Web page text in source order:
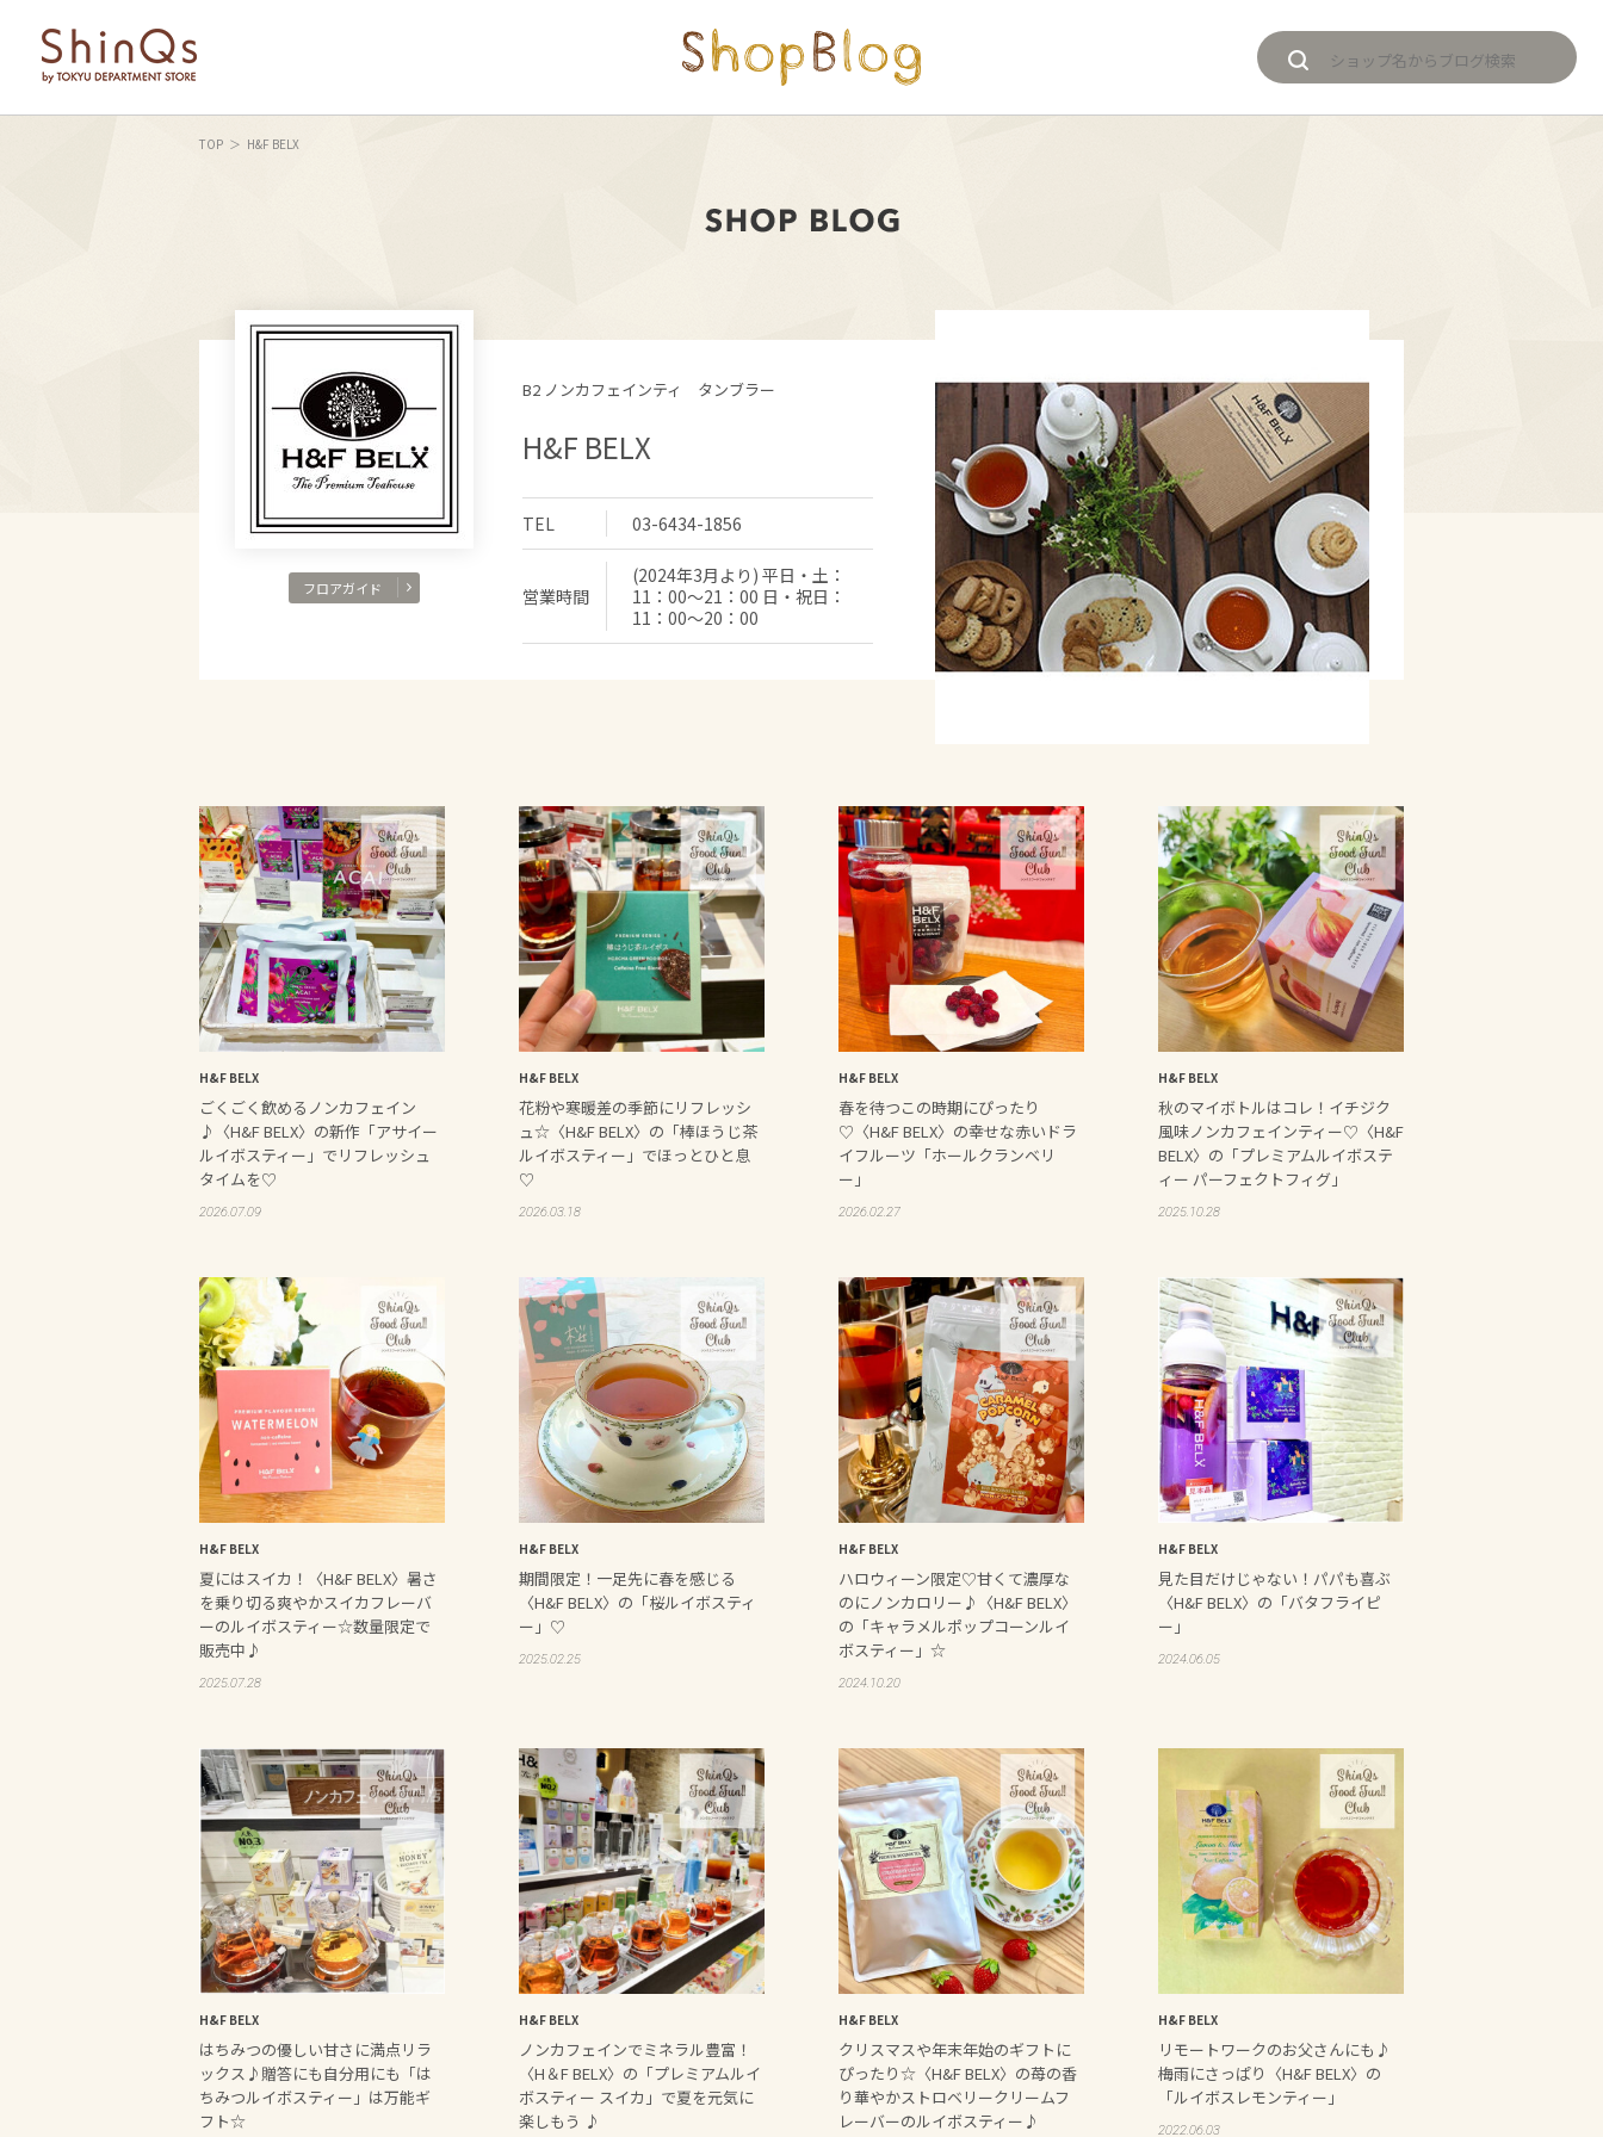
TOP H&F BELX
フロアガイド
B2 ノンカフェインティ タンブラー
H&F BELX
TEL 03-6434-1856
営業時間
(2024年3月より) 平日・土：
11：00～21：00 日・祝日：
11：00～20：00
H&F BELX
ごくごく飲めるノンカフェイン
♪〈H&F BELX〉の新作「アサイー
ルイボスティー」でリフレッシュ
タイムを♡
2026.07.09
H&F BELX
花粉や寒暖差の季節にリフレッシ
ュ☆〈H&F BELX〉の「棒ほうじ茶
ルイボスティー」でほっとひと息
♡
2026.03.18
H&F BELX
春を待つこの時期にぴったり
♡〈H&F BELX〉の幸せな赤いドラ
イフルーツ「ホールクランベリ
ー」
2026.02.27
H&F BELX
秋のマイボトルはコレ！イチジク
風味ノンカフェインティー♡〈H&F
BELX〉の「プレミアムルイボステ
ィー パーフェクトフィグ」
2025.10.28
H&F BELX
夏にはスイカ！〈H&F BELX〉暑さ
を乗り切る爽やかスイカフレーバ
ーのルイボスティー☆数量限定で
販売中♪
2025.07.28
H&F BELX
期間限定！一足先に春を感じる
〈H&F BELX〉の「桜ルイボスティ
ー」♡
2025.02.25
H&F BELX
ハロウィーン限定♡甘くて濃厚な
のにノンカロリー♪〈H&F BELX〉
の「キャラメルポップコーンルイ
ボスティー」☆
2024.10.20
H&F BELX
見た目だけじゃない！パパも喜ぶ
〈H&F BELX〉の「バタフライピ
ー」
2024.06.05
H&F BELX
はちみつの優しい甘さに満点リラ
ックス♪贈答にも自分用にも「は
ちみつルイボスティー」は万能ギ
フト☆
H&F BELX
ノンカフェインでミネラル豊富！
〈H＆F BELX〉の「プレミアムルイ
ボスティー スイカ」で夏を元気に
楽しもう ♪
H&F BELX
クリスマスや年末年始のギフトに
ぴったり☆〈H&F BELX〉の苺の香
り華やかストロベリークリームフ
レーバーのルイボスティー♪
H&F BELX
リモートワークのお父さんにも♪
梅雨にさっぱり〈H&F BELX〉の
「ルイボスレモンティー」
2022.06.03